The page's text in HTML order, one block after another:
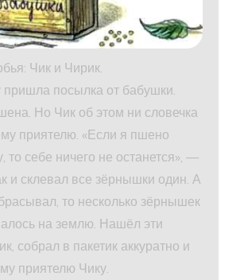
Чик и Чирик.
посылка от бабушки.
Но Чик об этом ни словечка
приятелю. «Если я пшено
то себе ничего не останется», —
и склевал все зёрнышки один. А
то несколько зёрнышек
на землю. Нашёл эти
собрал в пакетик аккуратно и
приятелю Чику.